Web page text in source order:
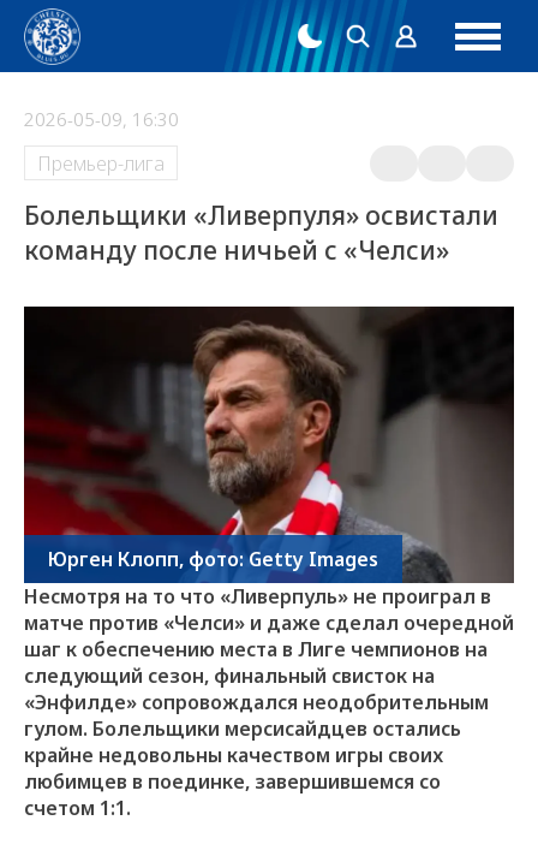
2026-05-09, 16:30
Премьер-лига
Болельщики «Ливерпуля» освистали
команду после ничьей с «Челси»
Юрген Клопп, фото: Getty Images
Несмотря на то что «Ливерпуль» не проиграл в
матче против «Челси» и даже сделал очередной
шаг к обеспечению места в Лиге чемпионов на
следующий сезон, финальный свисток на
«Энфилде» сопровождался неодобрительным
гулом. Болельщики мерсисайдцев остались
крайне недовольны качеством игры своих
любимцев в поединке, завершившемся со
счетом 1:1.